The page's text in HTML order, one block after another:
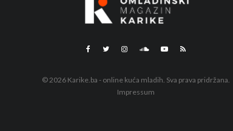
© 2026 Karike.ba - online kuća mladih. Sva prava pridržana.
Impressum